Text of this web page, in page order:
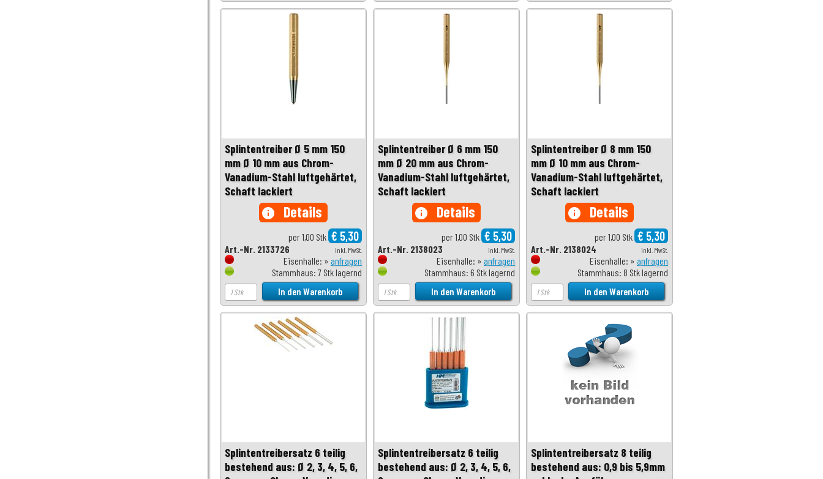
Splintentreiber Ø 5 mm 150
mm Ø 10 mm aus Chrom-
Vanadium-Stahl luftgehärtet,
Schaft lackiert
info Details
per 1,00 Stk € 5,30
inkl. MwSt.
Art.-Nr. 2133726
Eisenhalle: » anfragen
Stammhaus: 7 Stk lagernd
Splintentreiber Ø 6 mm 150
mm Ø 20 mm aus Chrom-
Vanadium-Stahl luftgehärtet,
Schaft lackiert
info Details
per 1,00 Stk € 5,30
inkl. MwSt.
Art.-Nr. 2138023
Eisenhalle: » anfragen
Stammhaus: 6 Stk lagernd
Splintentreiber Ø 8 mm 150
mm Ø 10 mm aus Chrom-
Vanadium-Stahl luftgehärtet,
Schaft lackiert
info Details
per 1,00 Stk € 5,30
inkl. MwSt.
Art.-Nr. 2138024
Eisenhalle: » anfragen
Stammhaus: 8 Stk lagernd
Splintentreibersatz 6 teilig
bestehend aus: Ø 2, 3, 4, 5, 6,
Splintentreibersatz 6 teilig
bestehend aus: Ø 2, 3, 4, 5, 6,
Splintentreibersatz 8 teilig
bestehend aus: 0,9 bis 5,9mm